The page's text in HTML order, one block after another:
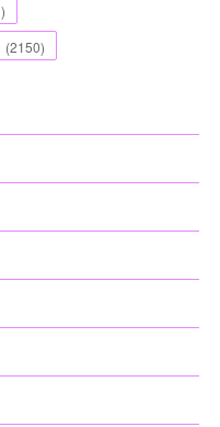
)
(2150)